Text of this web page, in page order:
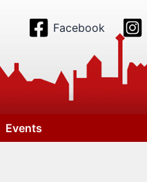
Facebook
Events